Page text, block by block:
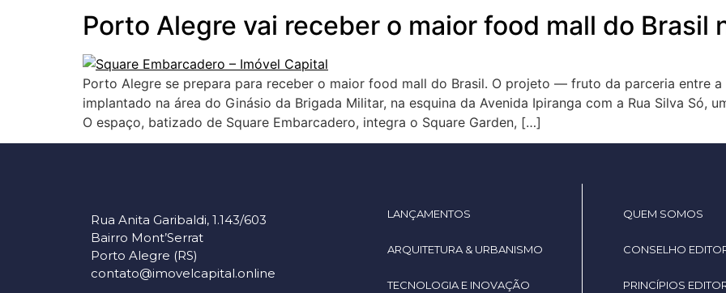
Porto Alegre vai receber o maior food mall do Brasil
Porto Alegre se prepara para receber o maior food mall do Brasil. O projeto — fruto da parceria entre
implantado na área do Ginásio da Brigada Militar, na esquina da Avenida Ipiranga com a Rua Silva Só,
O espaço, batizado de Square Embarcadero, integra o Square Garden, […]
Rua Anita Garibaldi, 1.143/603
Bairro Mont’Serrat
Porto Alegre (RS)
contato@imovelcapital.online
LANÇAMENTOS
ARQUITETURA & URBANISMO
TECNOLOGIA E INOVAÇÃO
QUEM SOMOS
CONSELHO
PRINCÍPIOS